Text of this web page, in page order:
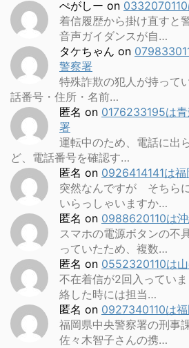
ぺがしー on
着信履歴から掛け直すと
音声ガイダンスが自…
タケちゃん on
警察署
特殊詐欺の犯人が持って
話番号・住所・名前…
匿名 on 0176233195は
署
運転中のため、電話に出
ど、電話番号を確認す…
匿名 on 0926414141は
突然なんですが そちら
いらっしゃいますか…
匿名 on 0988620110は
スマホの電源ボタンの不
っていたため、複数…
匿名 on 0552320110は
不在着信が2回入ってい
絡した時には担当…
匿名 on 0927340110は
福岡県中央警察署の刑事
佐々木智子さんの携…